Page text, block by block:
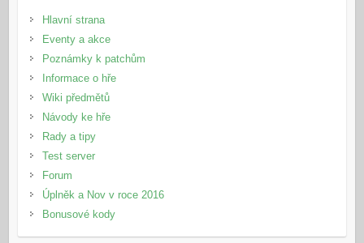
Hlavní strana
Eventy a akce
Poznámky k patchům
Informace o hře
Wiki předmětů
Návody ke hře
Rady a tipy
Test server
Forum
Úplněk a Nov v roce 2016
Bonusové kody